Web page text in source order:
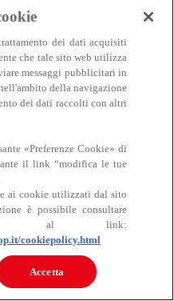
Carne
dei dati acquisiti
che tale sito web utilizza
messaggi pubblicitari in
della navigazione
dei dati raccolti con altri
«Preferenze Cookie» di
il link “modifica le tue
ai cookie utilizzati dal sito
è possibile consultare
al link:
cookiepolicy.html
Accetta